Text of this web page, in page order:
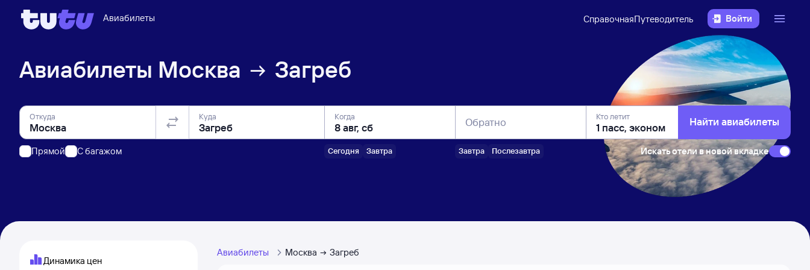
Авиабилеты СправочнаяПутеводитель Войти
Авиабилеты Москва Загреб
Откуда
Прямой C багажом
Куда Когда
Сегодня Завтра
Обратно
Завтра Послезавтра
Кто летит Найти авиабилеты
Искать отели в новой вкладке
Динамика цен
Авиабилеты Москва Загреб